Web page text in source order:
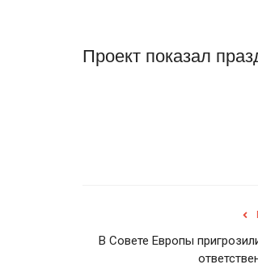
Проект показал
В Совете Европы